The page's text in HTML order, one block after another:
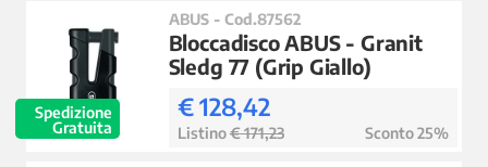
Spedizione
Gratuita
ABUS - Cod.87562
Bloccadisco ABUS - Granit
Sledg 77 (Grip Giallo)
€ 128,42
Listino€ 171,23 Sconto 25%